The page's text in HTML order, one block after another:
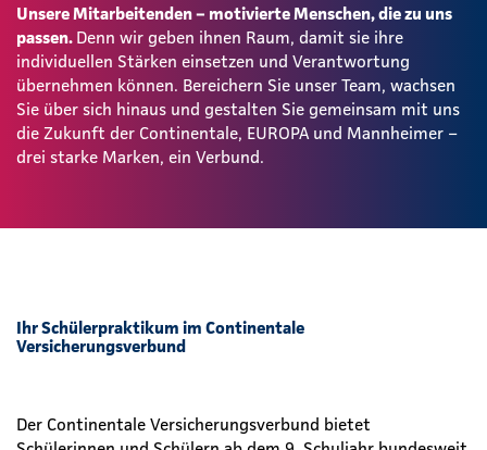
Unsere Mitarbeitenden – motivierte Menschen, die zu uns
passen. Denn wir geben ihnen Raum, damit sie ihre
individuellen Stärken einsetzen und Verantwortung
übernehmen können. Bereichern Sie unser Team, wachsen
Sie über sich hinaus und gestalten Sie gemeinsam mit uns
die Zukunft der Continentale, EUROPA und Mannheimer –
drei starke Marken, ein Verbund.
Ihr Schülerpraktikum im Continentale
Versicherungsverbund
Der Continentale Versicherungsverbund bietet